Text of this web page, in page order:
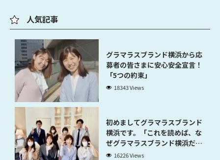
人気記事
グラマラスブランド横浜から応
募者の皆さまに安心安全宣言！
「5つの約束」
18343 Views
初めましてグラマラスブランド
横浜です。「これを読めば、な
ぜグラマラスブランド横浜だと
稼げるのかが分かります」
16226 Views